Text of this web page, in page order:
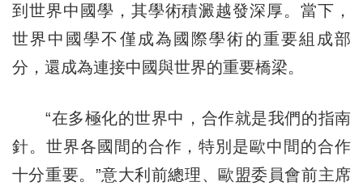
到世界中國學，其學術積澱越發深厚。當下，
世界中國學不僅成為國際學術的重要組成部
分，還成為連接中國與世界的重要橋梁。
“在多極化的世界中，合作就是我們的指南
針。世界各國間的合作，特別是歐中間的合作
十分重要。”意大利前總理、歐盟委員會前主席